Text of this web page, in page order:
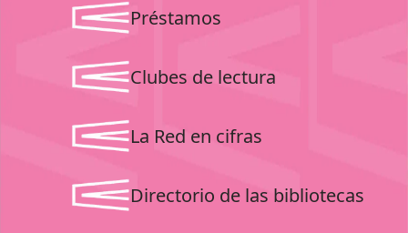
Préstamos
Clubes de lectura
La Red en cifras
Directorio de las bibliotecas